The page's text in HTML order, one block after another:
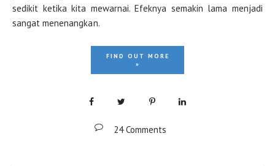
sedikit ketika kita mewarnai. Efeknya semakin lama menjadi
sangat menenangkan.
FIND OUT MORE
»
24 Comments